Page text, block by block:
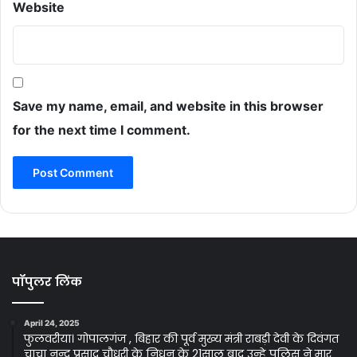
Website
Save my name, email, and website in this browser
for the next time I comment.
पॉपुलर लिंक
April 24, 2025
फुलवरीया। गोपालगंज , बिहार की पूर्व मुख्य मंत्री राबड़ी देवी के दिवंगत